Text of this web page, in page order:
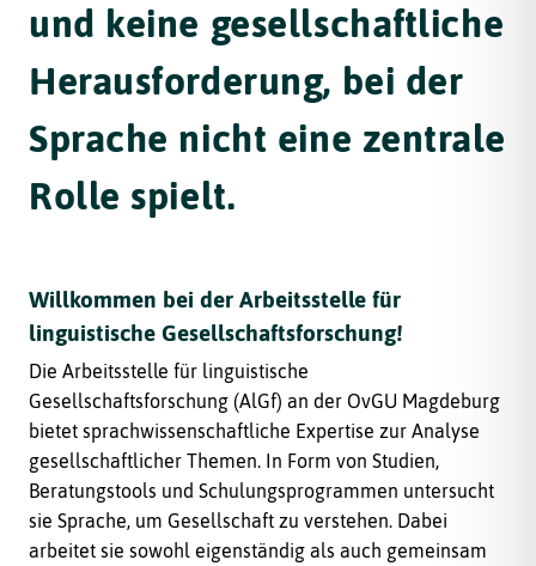
und keine gesellschaftliche
Herausforderung, bei der
Sprache nicht eine zentrale
Rolle spielt.
Willkommen bei der Arbeitsstelle für
linguistische Gesellschaftsforschung!
Die Arbeitsstelle für linguistische
Gesellschaftsforschung (AlGf) an der OvGU Magdeburg
bietet sprachwissenschaftliche Expertise zur Analyse
gesellschaftlicher Themen. In Form von Studien,
Beratungstools und Schulungsprogrammen untersucht
sie Sprache, um Gesellschaft zu verstehen. Dabei
arbeitet sie sowohl eigenständig als auch gemeinsam